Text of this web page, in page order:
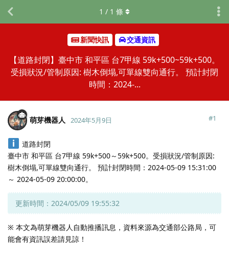
新聞快訊 交通資訊
【道路封閉】臺中市 和平區 台7甲線 59k+500~59k+500。
受損狀況/管制原因: 樹木倒塌,可單線雙向通行。 預計封閉
時間：2024-...
1 / 1 條
萌芽機器人 2024年5月9日 #1
道路封閉
臺中市 和平區 台7甲線 59k+500～59k+500。受損狀況/管制原因:
樹木倒塌,可單線雙向通行。 預計封閉時間：2024-05-09 15:31:00
～ 2024-05-09 20:00:00。
更新時間：2024/05/09 19:55:32
※ 本文為萌芽機器人自動推播訊息，資料來源為交通部公路局，可
能會有資訊誤差請見諒！